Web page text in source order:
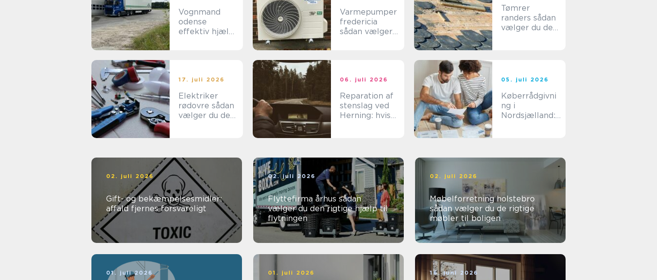
Vognmand
odense
effektiv hjælp
Varmepumper
fredericia
sådan vælger
Tømrer
randers sådan
vælger du den
17. juli 2026
Elektriker
rødovre sådan
vælger du den
06. juli 2026
Reparation af
stenslag ved
Herning: hvis
05. juli 2026
Køberrådgivni
ng i
Nordsjælland:
02. juli 2026
Gift- og bekæmpelsesmidler:
affald fjernes forsvareligt
02. juli 2026
Flyttefirma århus sådan
vælger du den rigtige hjælp til
flytningen
02. juli 2026
Møbelforretning holstebro
sådan vælger du de rigtige
møbler til boligen
01. juli 2026 01. juli 2026 16. juni 2026